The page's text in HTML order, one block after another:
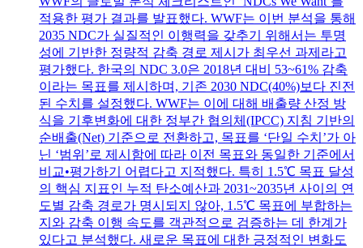
적용한 평가 결과를 발표했다. WWF는 이번 분석을 통해
2035 NDC가 실질적인 이행력을 갖추기 위해서는 투명
성에 기반한 정량적 감축 경로 제시가 최우선 과제라고
평가했다. 한국의 NDC 3.0은 2018년 대비 53~61% 감축
이라는 목표를 제시하며, 기존 2030 NDC(40%)보다 진전
된 수치를 설정했다. WWF는 이에 대해 배출량 산정 방
식을 기후변화에 대한 정부간 협의체(IPCC) 지침 기반의
순배출(Net) 기준으로 전환하고, 목표를 ‘단일 수치’가 아
닌 ‘범위’로 제시함에 따라 이전 목표와 동일한 기준에서
비교•평가하기 어렵다고 지적했다. 특히 1.5℃ 목표 달성
의 핵심 지표인 누적 탄소예산과 2031~2035년 사이의 연
도별 감축 경로가 명시되지 않아, 1.5℃ 목표에 부합하는
지와 감축 이행 속도를 객관적으로 검증하는 데 한계가
있다고 분석했다. 새로운 목표에 대한 긍정적인 변화도